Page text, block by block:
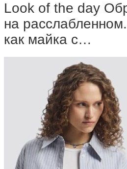
Look of the day
на
как майка с…